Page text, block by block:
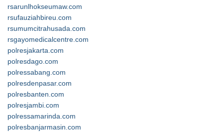
rsarunlhokseumaw.com
rsufauziahbireu.com
rsumumcitrahusada.com
rsgayomedicalcentre.com
polresjakarta.com
polresdago.com
polressabang.com
polresdenpasar.com
polresbanten.com
polresjambi.com
polressamarinda.com
polresbanjarmasin.com